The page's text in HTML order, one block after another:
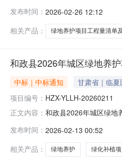
系电话13909309362竞
发布时间： 2026-02-26 12:12
相关产品：
绿地养护项目工程量清单
和政县2026年城区绿地养
中标｜中标通知 甘肃省｜临
项目编号： HZX-YLLH-20260211
正文内容： 和政县2026年城区绿地
成交企业成交价格1和
发布时间： 2026-02-13 00:52
相关产品：
绿地养护 绿化补植